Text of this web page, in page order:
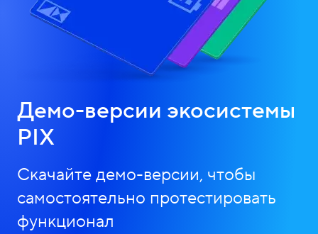
Демо-версии экосистемы
PIX
Скачайте демо-версии, чтобы
самостоятельно протестировать
функционал